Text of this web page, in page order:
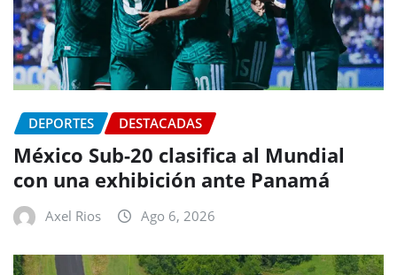
DEPORTES DESTACADAS
México Sub-20 clasifica al Mundial
con una exhibición ante Panamá
Axel Rios Ago 6, 2026